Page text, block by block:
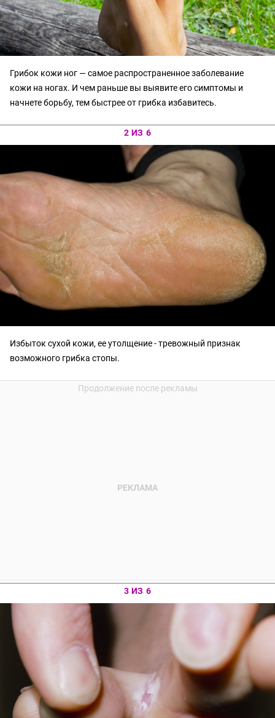
Грибок кожи ног — самое распространенное заболевание
кожи на ногах. И чем раньше вы выявите его симптомы и
начнете борьбу, тем быстрее от грибка избавитесь.
2 ИЗ 6
Избыток сухой кожи, ее утолщение - тревожный признак
возможного грибка стопы.
3 ИЗ 6